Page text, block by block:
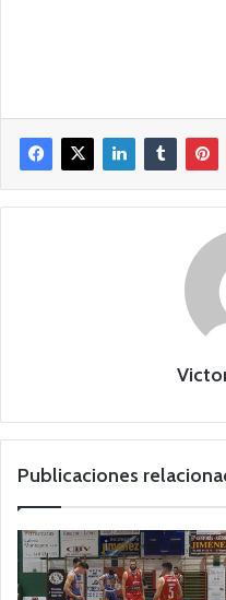
Publicaciones